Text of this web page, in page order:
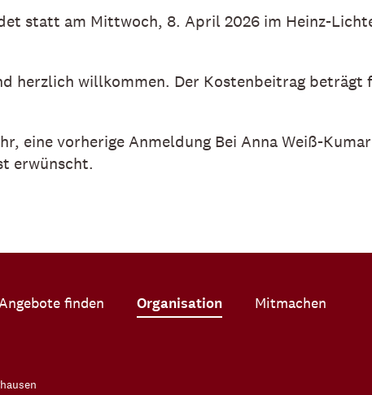
statt am Mittwoch, 8. April 2026 im Heinz-
herzlich willkommen. Der Kostenbeitrag beträgt
eine vorherige Anmeldung Bei Anna Weiß-
erwünscht.
finden Organisation Mitmachen